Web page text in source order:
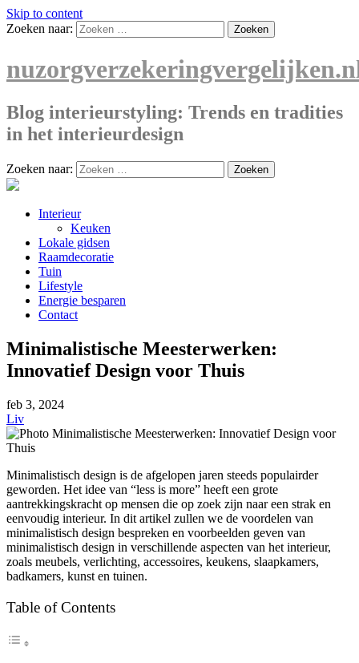
Skip to content
Zoeken naar:
Blog interieurstyling: Trends en tradities
in het interieurdesign
Zoeken naar:
Interieur
Keuken
Lokale gidsen
Raamdecoratie
Tuin
Lifestyle
Energie besparen
Contact
Minimalistische Meesterwerken:
Innovatief Design voor Thuis
feb 3, 2024
Liv
Minimalistisch design is de afgelopen jaren steeds populairder
geworden. Het idee van “less is more” heeft een grote
aantrekkingskracht op mensen die op zoek zijn naar een strak en
eenvoudig interieur. In dit artikel zullen we de voordelen van
minimalistisch design bespreken en voorbeelden geven van
minimalistisch design in verschillende aspecten van het interieur,
zoals meubels, verlichting, accessoires, keukens, slaapkamers,
badkamers, kunst en tuinen.
Table of Contents